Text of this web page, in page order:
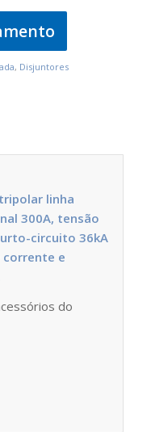
, Disjuntores
linha
300A, tensão
circuito 36kA
corrente e
do